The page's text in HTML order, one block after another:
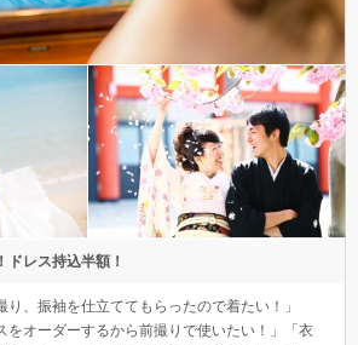
レス持込半額！
り、振袖を仕立ててもらったので着たい！」
をオーダーするから前撮りで使いたい！」「衣